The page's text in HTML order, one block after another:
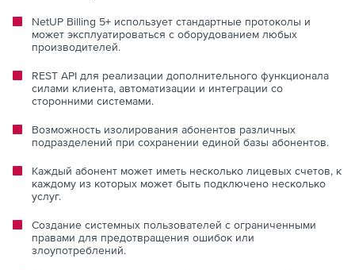
NetUP Billing 5+ использует стандартные протоколы и
может эксплуатироваться с оборудованием любых
производителей.
REST API для реализации дополнительного функционала
силами клиента, автоматизации и интеграции со
сторонними системами.
Возможность изолирования абонентов различных
подразделений при сохранении единой базы абонентов.
Каждый абонент может иметь несколько лицевых счетов, к
каждому из которых может быть подключено несколько
услуг.
Создание системных пользователей с ограниченными
правами для предотвращения ошибок или
злоупотреблений.